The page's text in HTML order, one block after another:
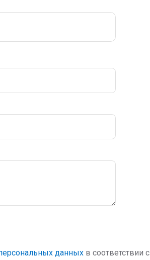
данных в соответствии с